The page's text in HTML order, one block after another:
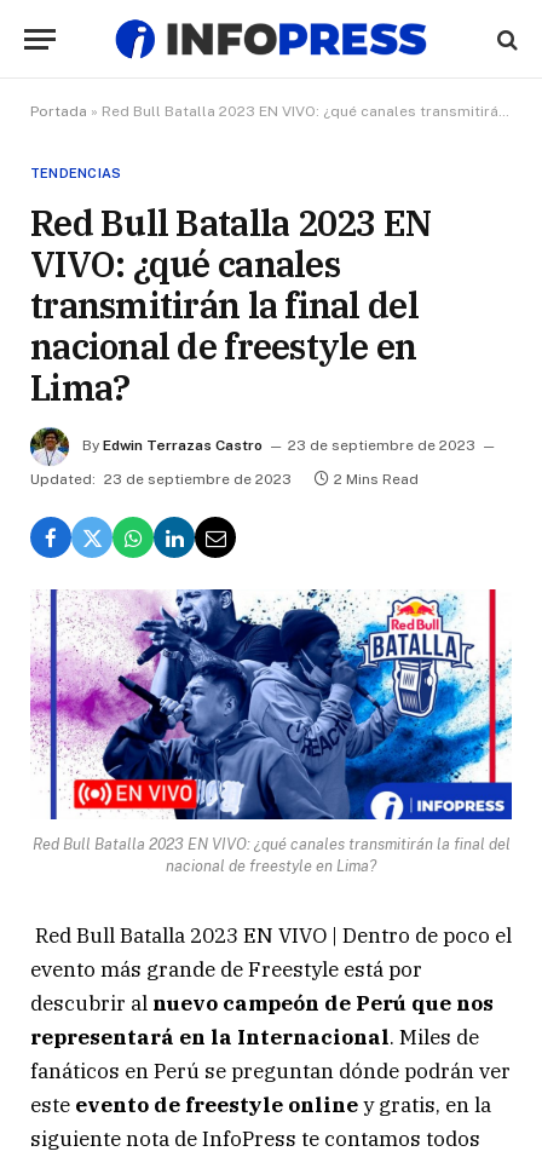
Portada » Red Bull Batalla 2023 EN VIVO: ¿qué canales transmitirán la final del nacional de freestyle en Lima?
TENDENCIAS
Red Bull Batalla 2023 EN
VIVO: ¿qué canales
transmitirán la final del
nacional de freestyle en
Lima?
By Edwin Terrazas Castro
23 de septiembre de 2023
Updated: 23 de septiembre de 2023 2 Mins Read
Red Bull Batalla 2023 EN VIVO: ¿qué canales transmitirán la final del
nacional de freestyle en Lima?
Red Bull Batalla 2023 EN VIVO | Dentro de poco el
evento más grande de Freestyle está por
descubrir al nuevo campeón de Perú que nos
representará en la Internacional. Miles de
fanáticos en Perú se preguntan dónde podrán ver
este evento de freestyle onliney gratis, en la
siguiente nota de InfoPress te contamos todos